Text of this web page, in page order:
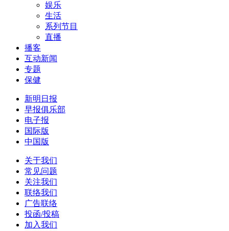
娱乐
生活
系列节目
直播
播客
互动新闻
专题
保健
新明日报
早报俱乐部
电子报
国际版
中国版
关于我们
常见问题
关注我们
联络我们
广告联络
投函/投稿
加入我们